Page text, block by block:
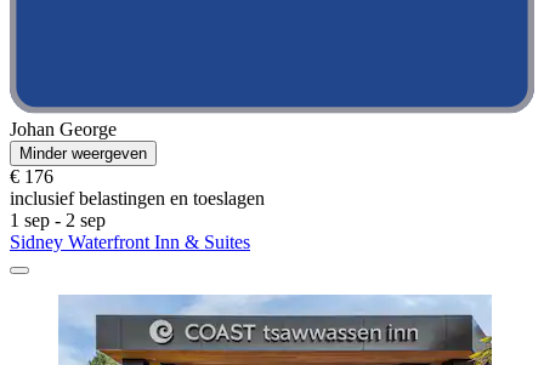
Johan George
Minder weergeven
€ 176
inclusief belastingen en toeslagen
1 sep - 2 sep
Sidney Waterfront Inn & Suites